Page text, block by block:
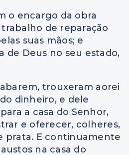
o encargo da obra
de reparação
suas mãos; e
de Deus no seu estado,
trouxeram aorei
dinheiro, e dele
a casa do Senhor,
e oferecer, colheres,
prata. E continuamente
na casa do